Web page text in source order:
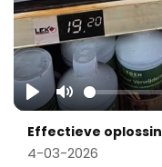
Play Mute
Effectieve
4-03-2026